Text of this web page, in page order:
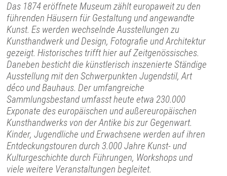
Das 1874 eröffnete Museum zählt europaweit zu den
führenden Häusern für Gestaltung und angewandte
Kunst. Es werden wechselnde Ausstellungen zu
Kunsthandwerk und Design, Fotografie und Architektur
gezeigt. Historisches trifft hier auf Zeitgenössisches.
Daneben besticht die künstlerisch inszenierte Ständige
Ausstellung mit den Schwerpunkten Jugendstil, Art
déco und Bauhaus. Der umfangreiche
Sammlungsbestand umfasst heute etwa 230.000
Exponate des europäischen und außereuropäischen
Kunsthandwerks von der Antike bis zur Gegenwart.
Kinder, Jugendliche und Erwachsene werden auf ihren
Entdeckungstouren durch 3.000 Jahre Kunst- und
Kulturgeschichte durch Führungen, Workshops und
viele weitere Veranstaltungen begleitet.